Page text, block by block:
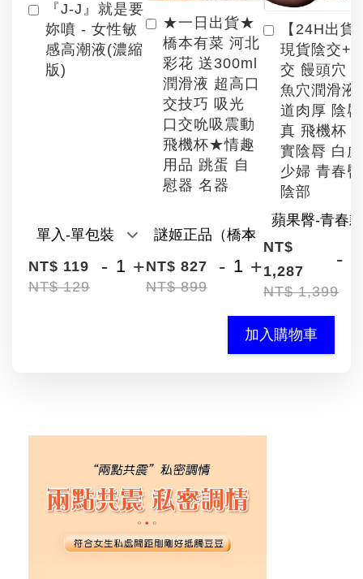
『J-J』就是要
妳噴 - 女性敏
感高潮液(濃縮
版)
NT$ 119
NT$ 129
- +
★一日出貨★
橋本有菜 河北
彩花 送300ml
潤滑液 超高口
交技巧 吸光
口交吮吸震動
飛機杯★情趣
用品 跳蛋 自
慰器 名器
NT$ 827
NT$ 899
- +
【24H出貨
現貨陰交+
交 饅頭穴
魚穴潤滑液
道肉厚 陰
真 飛機杯
實陰脣 白
少婦 青春臀
陰部
NT$
1,287
NT$ 1,399
-
加入購物車